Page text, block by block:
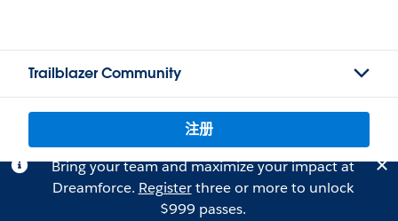
Trailblazer Community
注册
Bring your team and maximize your impact at
Dreamforce. Registerthree or more to unlock
$999 passes.